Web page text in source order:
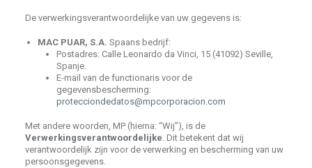
De verwerkingsverantwoordelijke van uw gegevens is:
MAC PUAR, S.A. Spaans bedrijf:
Postadres: Calle Leonardo da Vinci, 15 (41092) Seville,
Spanje.
E-mail van de functionaris voor de
gegevensbescherming:
protecciondedatos@mpcorporacion.com
Met andere woorden, MP (hierna: “Wij”), is de
Verwerkingsverantwoordelijke. Dit betekent dat wij
verantwoordelijk zijn voor de verwerking en bescherming van uw
persoonsgegevens.